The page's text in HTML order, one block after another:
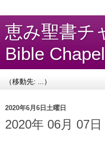
恵み聖書チ
Bible Chapel
2020年6月6日土曜日
2020年 06月 07日